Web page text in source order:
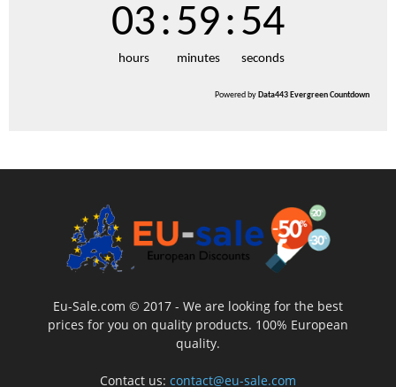
03
hours
:59
minutes
:53
seconds
Powered byData443 Evergreen Countdown
Eu-Sale.com © 2017 - We are looking for the best
prices for you on quality products. 100% European
quality.
Contact us: contact@eu-sale.com